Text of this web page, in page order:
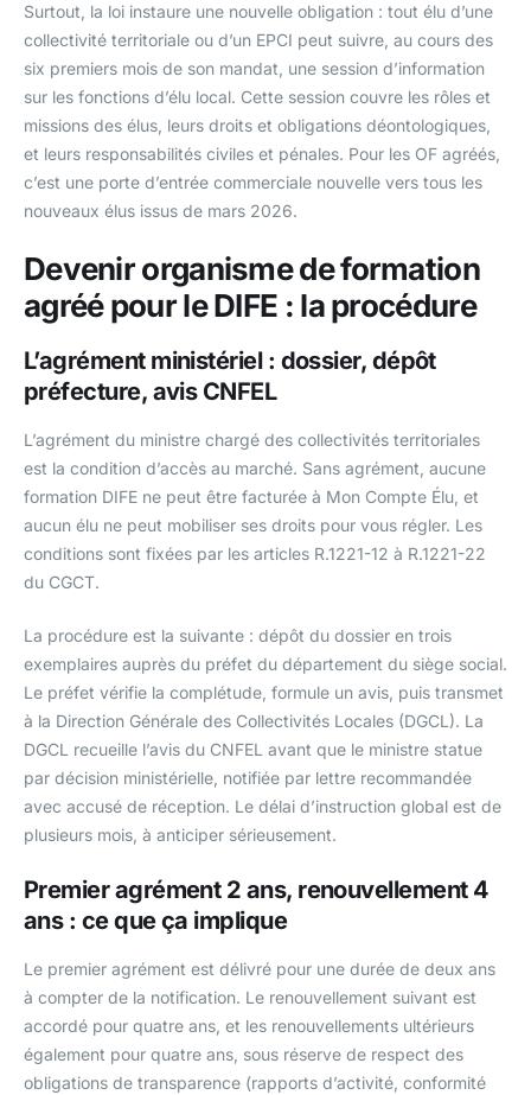
Surtout, la loi instaure une nouvelle obligation : tout élu d’une
collectivité territoriale ou d’un EPCI peut suivre, au cours des
six premiers mois de son mandat, une session d’information
sur les fonctions d’élu local. Cette session couvre les rôles et
missions des élus, leurs droits et obligations déontologiques,
et leurs responsabilités civiles et pénales. Pour les OF agréés,
c’est une porte d’entrée commerciale nouvelle vers tous les
nouveaux élus issus de mars 2026.
Devenir organisme de formation
agréé pour le DIFE : la procédure
L’agrément ministériel : dossier, dépôt
préfecture, avis CNFEL
L’agrément du ministre chargé des collectivités territoriales
est la condition d’accès au marché. Sans agrément, aucune
formation DIFE ne peut être facturée à Mon Compte Élu, et
aucun élu ne peut mobiliser ses droits pour vous régler. Les
conditions sont fixées par les articles R.1221-12 à R.1221-22
du CGCT.
La procédure est la suivante : dépôt du dossier en trois
exemplaires auprès du préfet du département du siège social.
Le préfet vérifie la complétude, formule un avis, puis transmet
à la Direction Générale des Collectivités Locales (DGCL). La
DGCL recueille l’avis du CNFEL avant que le ministre statue
par décision ministérielle, notifiée par lettre recommandée
avec accusé de réception. Le délai d’instruction global est de
plusieurs mois, à anticiper sérieusement.
Premier agrément 2 ans, renouvellement 4
ans : ce que ça implique
Le premier agrément est délivré pour une durée de deux ans
à compter de la notification. Le renouvellement suivant est
accordé pour quatre ans, et les renouvellements ultérieurs
également pour quatre ans, sous réserve de respect des
obligations de transparence (rapports d’activité, conformité